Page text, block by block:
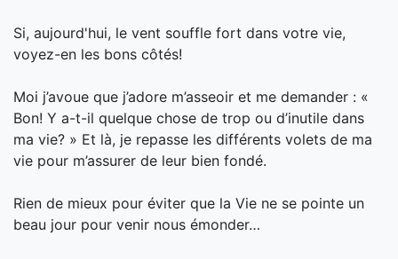
Si, aujourd'hui, le vent souffle fort dans votre vie,
voyez-en les bons côtés!
Moi j’avoue que j’adore m’asseoir et me demander : «
Bon! Y a-t-il quelque chose de trop ou d’inutile dans
ma vie? » Et là, je repasse les différents volets de ma
vie pour m’assurer de leur bien fondé.
Rien de mieux pour éviter que la Vie ne se pointe un
beau jour pour venir nous émonder…